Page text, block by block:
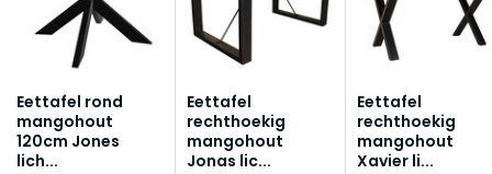
Eettafel rond
mangohout
120cm Jones
lich...
Eettafel
rechthoekig
mangohout
Jonas lic...
Eettafel
rechthoekig
mangohout
Xavier li...